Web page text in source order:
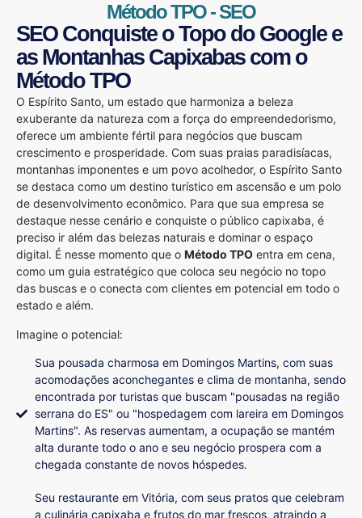
Método TPO - SEO
SEO Conquiste o Topo do Google e
as Montanhas Capixabas com o
Método TPO
O Espírito Santo, um estado que harmoniza a beleza
exuberante da natureza com a força do empreendedorismo,
oferece um ambiente fértil para negócios que buscam
crescimento e prosperidade. Com suas praias paradisíacas,
montanhas imponentes e um povo acolhedor, o Espírito Santo
se destaca como um destino turístico em ascensão e um polo
de desenvolvimento econômico. Para que sua empresa se
destaque nesse cenário e conquiste o público capixaba, é
preciso ir além das belezas naturais e dominar o espaço
digital. É nesse momento que o Método TPO entra em cena,
como um guia estratégico que coloca seu negócio no topo
das buscas e o conecta com clientes em potencial em todo o
estado e além.
Imagine o potencial:
Sua pousada charmosa em Domingos Martins, com suas
acomodações aconchegantes e clima de montanha, sendo
encontrada por turistas que buscam "pousadas na região
serrana do ES" ou "hospedagem com lareira em Domingos
Martins". As reservas aumentam, a ocupação se mantém
alta durante todo o ano e seu negócio prospera com a
chegada constante de novos hóspedes.
Seu restaurante em Vitória, com seus pratos que celebram
a culinária capixaba e frutos do mar frescos, atraindo a